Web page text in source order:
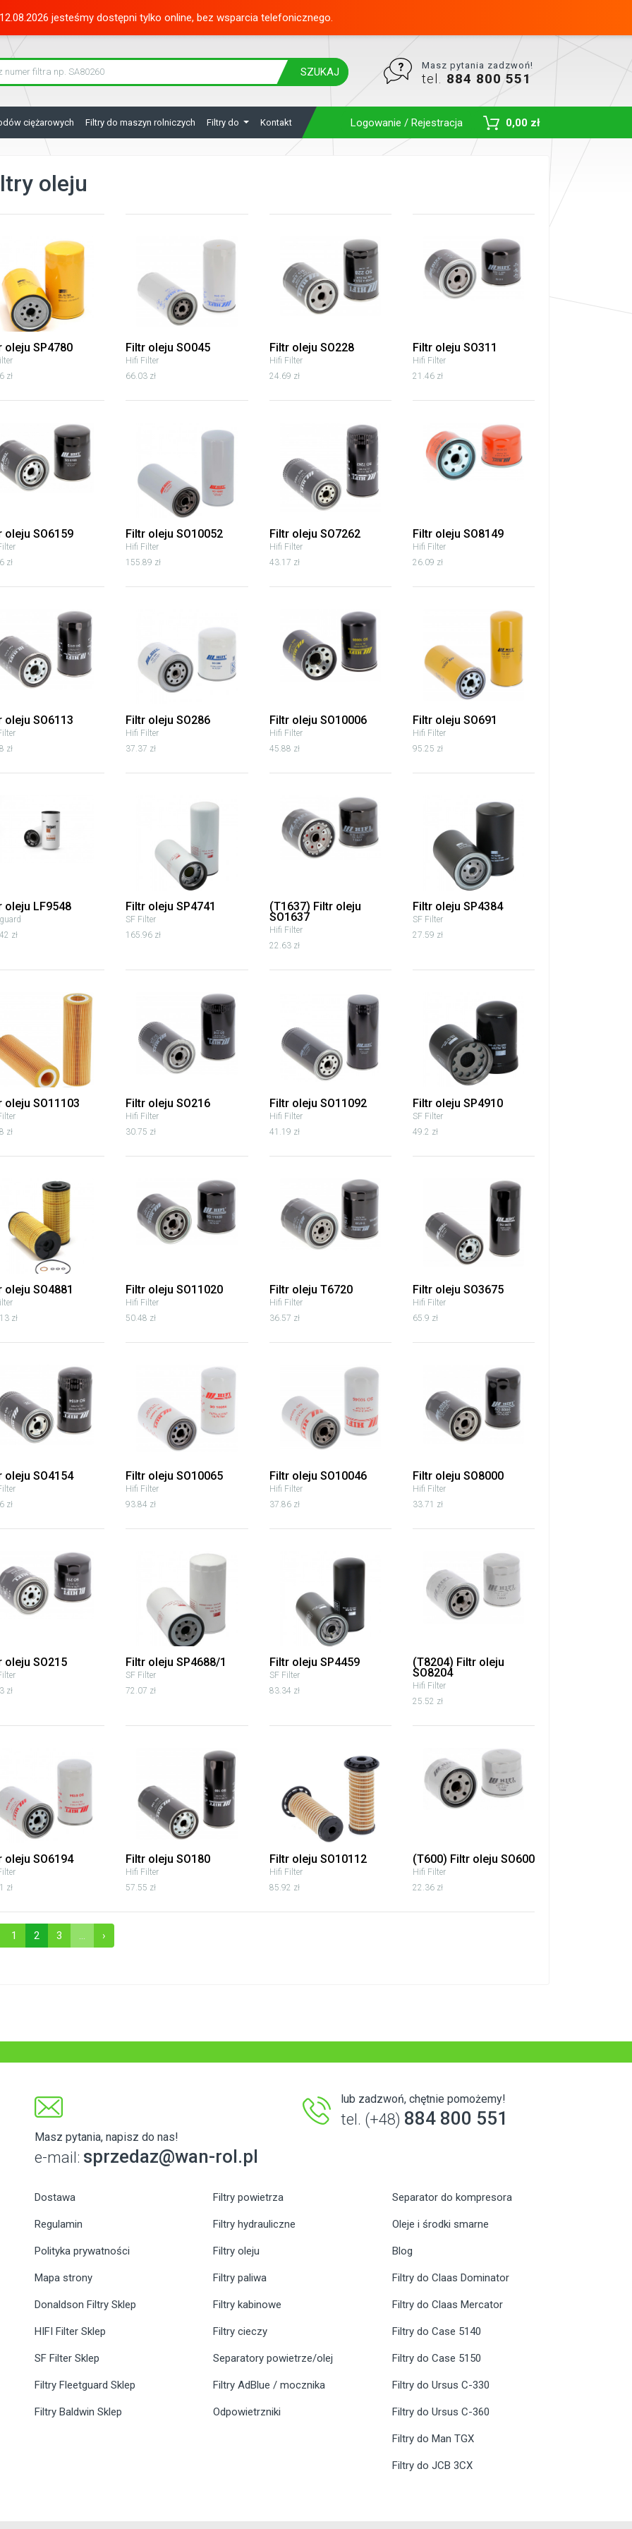
jesteśmy dostępni tylko online, bez wsparcia telefonicznego.
SZUKAJ
Masz pytania zadzwoń!
tel. 884 800 551
ciężarowych Filtry do maszyn rolniczych Filtry do Kontakt Logowanie / Rejestracja 0,00 zł
oleju
oleju SP4780
zł
Filtr oleju SO045
Hifi Filter
66.03 zł
Filtr oleju SO228
Hifi Filter
24.69 zł
Filtr oleju SO311
Hifi Filter
21.46 zł
oleju SO6159
zł
Filtr oleju SO10052
Hifi Filter
155.89 zł
Filtr oleju SO7262
Hifi Filter
43.17 zł
Filtr oleju SO8149
Hifi Filter
26.09 zł
oleju SO6113
zł
Filtr oleju SO286
Hifi Filter
37.37 zł
Filtr oleju SO10006
Hifi Filter
45.88 zł
Filtr oleju SO691
Hifi Filter
95.25 zł
oleju LF9548
zł
Filtr oleju SP4741
SF Filter
165.96 zł
(T1637) Filtr oleju
SO1637
Hifi Filter
22.63 zł
Filtr oleju SP4384
SF Filter
27.59 zł
oleju SO11103
zł
Filtr oleju SO216
Hifi Filter
30.75 zł
Filtr oleju SO11092
Hifi Filter
41.19 zł
Filtr oleju SP4910
SF Filter
49.2 zł
oleju SO4881
zł
Filtr oleju SO11020
Hifi Filter
50.48 zł
Filtr oleju T6720
Hifi Filter
36.57 zł
Filtr oleju SO3675
Hifi Filter
65.9 zł
oleju SO4154
zł
Filtr oleju SO10065
Hifi Filter
93.84 zł
Filtr oleju SO10046
Hifi Filter
37.86 zł
Filtr oleju SO8000
Hifi Filter
33.71 zł
oleju SO215
zł
Filtr oleju SP4688/1
SF Filter
72.07 zł
Filtr oleju SP4459
SF Filter
83.34 zł
(T8204) Filtr oleju
SO8204
Hifi Filter
25.52 zł
oleju SO6194
zł
Filtr oleju SO180
Hifi Filter
57.55 zł
Filtr oleju SO10112
Hifi Filter
85.92 zł
(T600) Filtr oleju SO600
Hifi Filter
22.36 zł
1 2 3 ... ›
Masz pytania, napisz do nas!
e-mail: sprzedaz@wan-rol.pl
lub zadzwoń, chętnie pomożemy!
tel. (+48) 884 800 551
Dostawa
Regulamin
Polityka prywatności
Mapa strony
Donaldson Filtry Sklep
HIFI Filter Sklep
SF Filter Sklep
Filtry Fleetguard Sklep
Filtry Baldwin Sklep
Filtry powietrza
Filtry hydrauliczne
Filtry oleju
Filtry paliwa
Filtry kabinowe
Filtry cieczy
Separatory powietrze/olej
Filtry AdBlue / mocznika
Odpowietrzniki
Separator do kompresora
Oleje i środki smarne
Blog
Filtry do Claas Dominator
Filtry do Claas Mercator
Filtry do Case 5140
Filtry do Case 5150
Filtry do Ursus C-330
Filtry do Ursus C-360
Filtry do Man TGX
Filtry do JCB 3CX